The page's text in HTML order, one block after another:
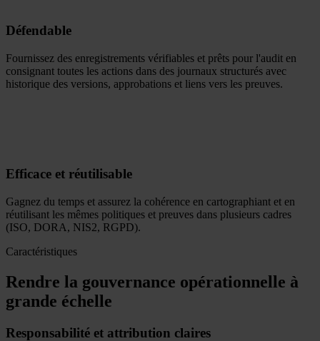
Défendable
Fournissez des enregistrements vérifiables et prêts pour l'audit en
consignant toutes les actions dans des journaux structurés avec
historique des versions, approbations et liens vers les preuves.
Efficace et réutilisable
Gagnez du temps et assurez la cohérence en cartographiant et en
réutilisant les mêmes politiques et preuves dans plusieurs cadres
(ISO, DORA, NIS2, RGPD).
Caractéristiques
Rendre la gouvernance opérationnelle à
grande échelle
Responsabilité et attribution claires